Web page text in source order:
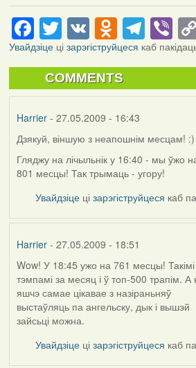
Facebook
Twitter
VK
Увайдзіцеці зарэгіструйцеся каб
COMMENTS
Harrier- 27.05.2009 - 16:43
Дзякуй, віншую з неапошнім месцам! :)
Гляджу на лічыльнік у 16:40 - мы ўжо
801 месцы! Так трымаць - угору!
Увайдзіце цізарэгіструйцеся каб
Harrier- 27.05.2009 - 18:51
In
reply
to
by
Harrier
Wow! У 18:45 ужо на 761 месцы! Такімі
тэмпамі за месяц і ў топ-500 трапім. А
яшчэ самае цікавае з назіраньняў
выстаўляць па ангельску, дык і вышэй
зайсьці можна.
Увайдзіце цізарэгіструйцеся каб